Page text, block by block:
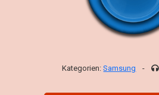
Kategorien:Samsung -